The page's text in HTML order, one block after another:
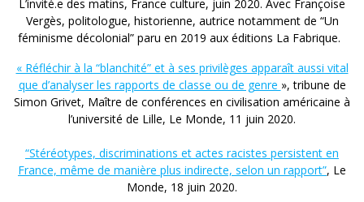
L’invité.e des matins, France culture, juin 2020. Avec Françoise
Vergès, politologue, historienne, autrice notamment de “Un
féminisme décolonial” paru en 2019 aux éditions La Fabrique.
« Réfléchir à la “blanchité” et à ses privilèges apparaît aussi vital
que d’analyser les rapports de classe ou de genre », tribune de
Simon Grivet, Maître de conférences en civilisation américaine à
l’université de Lille, Le Monde, 11 juin 2020.
“Stéréotypes, discriminations et actes racistes persistent en
France, même de manière plus indirecte, selon un rapport”, Le
Monde, 18 juin 2020.